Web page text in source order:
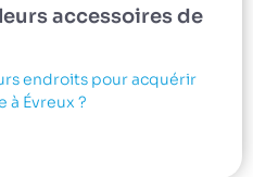
accessoires de
endroits pour acquérir
à Évreux ?